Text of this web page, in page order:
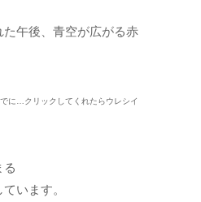
午後、青空が広がる赤
に…クリックしてくれたらウレシイ
る
います。